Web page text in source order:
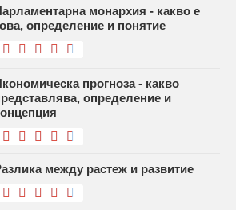
монархия - какво е
определение и понятие
прогноза - какво
определение и
между растеж и развитие